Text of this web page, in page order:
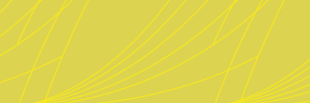
Müllerstr. 30